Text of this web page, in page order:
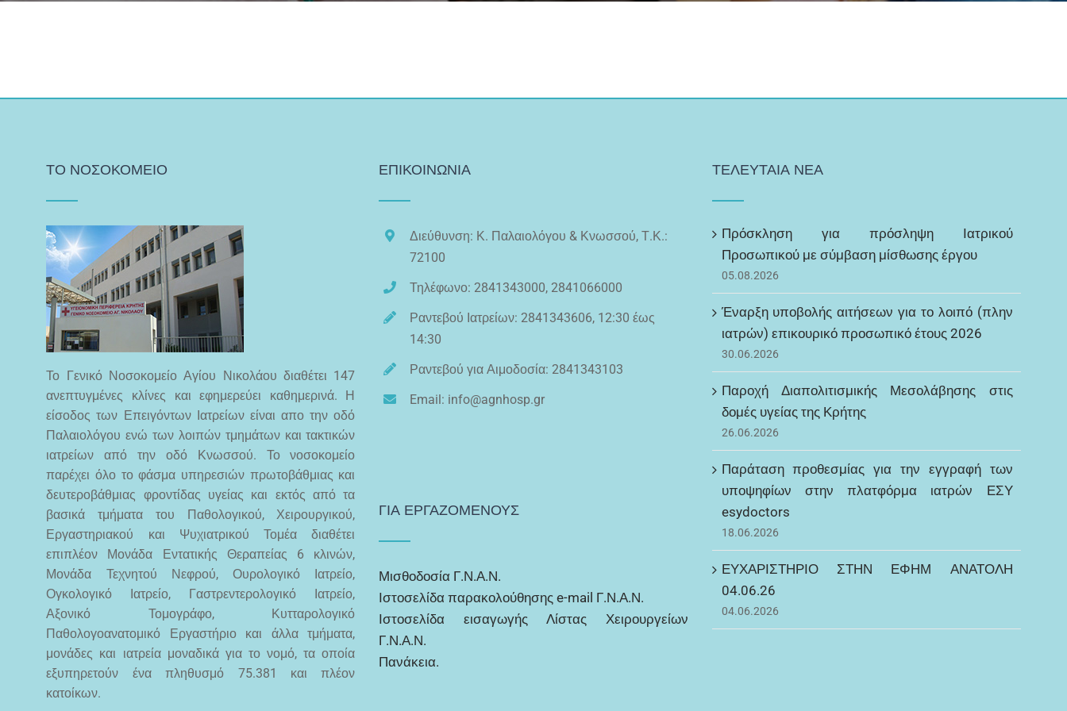
ΤΟ ΝΟΣΟΚΟΜΕΙΟ
Το Γενικό Νοσοκομείο Αγίου Νικολάου διαθέτει 147
ανεπτυγμένες κλίνες και εφημερεύει καθημερινά. Η
είσοδος των Επειγόντων Ιατρείων είναι απο την οδό
Παλαιολόγου ενώ των λοιπών τμημάτων και τακτικών
ιατρείων από την οδό Κνωσσού. Το νοσοκομείο
παρέχει όλο το φάσμα υπηρεσιών πρωτοβάθμιας και
δευτεροβάθμιας φροντίδας υγείας και εκτός από τα
βασικά τμήματα του Παθολογικού, Χειρουργικού,
Εργαστηριακού και Ψυχιατρικού Τομέα διαθέτει
επιπλέον Μονάδα Εντατικής Θεραπείας 6 κλινών,
Μονάδα Τεχνητού Νεφρού, Ουρολογικό Ιατρείο,
Ογκολογικό Ιατρείο, Γαστρεντερολογικό Ιατρείο,
Αξονικό Τομογράφο, Κυτταρολογικό
Παθολογοανατομικό Εργαστήριο και άλλα τμήματα,
μονάδες και ιατρεία μοναδικά για το νομό, τα οποία
εξυπηρετούν ένα πληθυσμό 75.381 και πλέον
κατοίκων.
ΕΠΙΚΟΙΝΩΝΙΑ
Διεύθυνση: Κ. Παλαιολόγου & Κνωσσού, Τ.Κ.:
72100
Τηλέφωνο: 2841343000, 2841066000
Ραντεβού Ιατρείων: 2841343606, 12:30 έως
14:30
Ραντεβού για Αιμοδοσία: 2841343103
Email: info@agnhosp.gr
ΓΙΑ ΕΡΓΑΖΟΜΕΝΟΥΣ
Μισθοδοσία Γ.Ν.Α.Ν.
Ιστοσελίδα παρακολούθησης e-mail Γ.Ν.Α.Ν.
Ιστοσελίδα εισαγωγής Λίστας Χειρουργείων
Γ.Ν.Α.Ν.
Πανάκεια.
ΤΕΛΕΥΤΑΙΑ ΝΕΑ
Πρόσκληση για πρόσληψη Ιατρικού
Προσωπικού με σύμβαση μίσθωσης έργου
05.08.2026
Έναρξη υποβολής αιτήσεων για το λοιπό (πλην
ιατρών) επικουρικό προσωπικό έτους 2026
30.06.2026
Παροχή Διαπολιτισμικής Μεσολάβησης στις
δομές υγείας της Κρήτης
26.06.2026
Παράταση προθεσμίας για την εγγραφή των
υποψηφίων στην πλατφόρμα ιατρών ΕΣΥ
esydoctors
18.06.2026
ΕΥΧΑΡΙΣΤΗΡΙΟ ΣΤΗΝ ΕΦΗΜ ΑΝΑΤΟΛΗ
04.06.26
04.06.2026